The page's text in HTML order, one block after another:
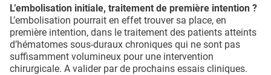
L’embolisation initiale, traitement de première intention ?
L’embolisation pourrait en effet trouver sa place, en
première intention, dans le traitement des patients atteints
d’hématomes sous-duraux chroniques qui ne sont pas
suffisamment volumineux pour une intervention
chirurgicale. A valider par de prochains essais cliniques.